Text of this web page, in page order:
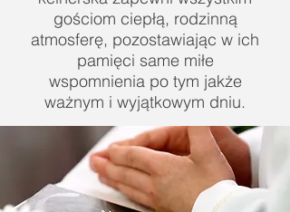
gościom ciepłą, rodzinną
atmosferę, pozostawiając w ich
pamięci same miłe
wspomnienia po tym jakże
ważnym i wyjątkowym dniu.